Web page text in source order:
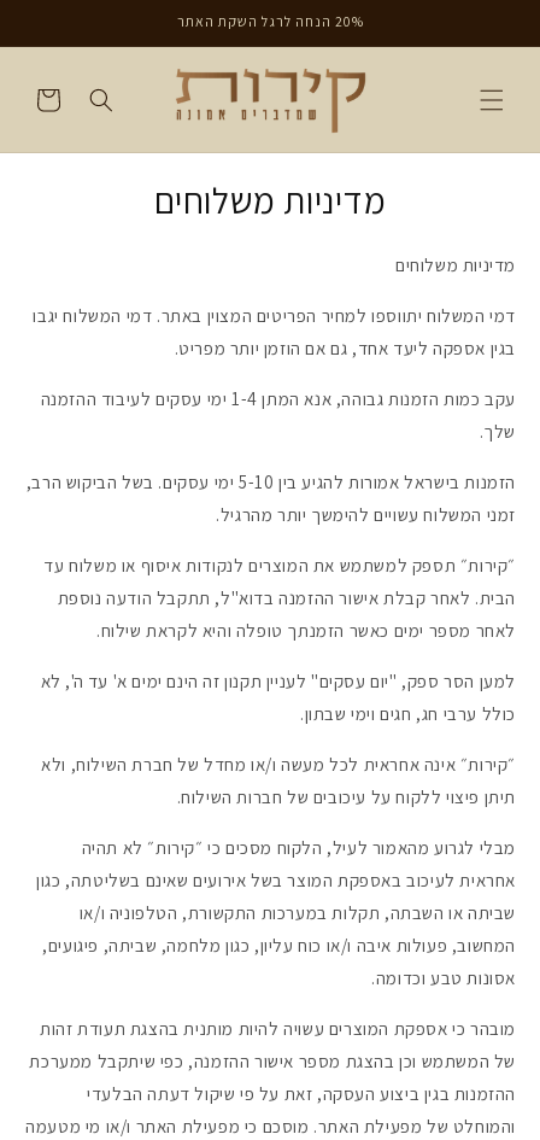
20% הנחה לרגל השקת האתר
קניות
מדיניות משלוחים
מדיניות משלוחים
דמי המשלוח יתווספו למחיר הפריטים המצוין באתר. דמי המשלוח יגבו
בגין אספקה ליעד אחד, גם אם הוזמן יותר מפריט.
עקב כמות הזמנות גבוהה, אנא המתן 1-4 ימי עסקים לעיבוד ההזמנה
שלך.
הזמנות בישראל אמורות להגיע בין 5-10 ימי עסקים. בשל הביקוש הרב,
זמני המשלוח עשויים להימשך יותר מהרגיל.
״קירות״ תספק למשתמש את המוצרים לנקודות איסוף או משלוח עד
הבית. לאחר קבלת אישור ההזמנה בדוא"ל, תתקבל הודעה נוספת
לאחר מספר ימים כאשר הזמנתך טופלה והיא לקראת שילוח.
למען הסר ספק, "יום עסקים" לעניין תקנון זה הינם ימים א' עד ה', לא
כולל ערבי חג, חגים וימי שבתון.
״קירות״ אינה אחראית לכל מעשה ו/או מחדל של חברת השילוח, ולא
תיתן פיצוי ללקוח על עיכובים של חברות השילוח.
מבלי לגרוע מהאמור לעיל, הלקוח מסכים כי ״קירות״ לא תהיה
אחראית לעיכוב באספקת המוצר בשל אירועים שאינם בשליטתה, כגון
שביתה או השבתה, תקלות במערכות התקשורת, הטלפוניה ו/או
המחשוב, פעולות איבה ו/או כוח עליון, כגון מלחמה, שביתה, פיגועים,
אסונות טבע וכדומה.
מובהר כי אספקת המוצרים עשויה להיות מותנית בהצגת תעודת זהות
של המשתמש וכן בהצגת מספר אישור ההזמנה, כפי שיתקבל ממערכת
ההזמנות בגין ביצוע העסקה, זאת על פי שיקול דעתה הבלעדי
והמוחלט של מפעילת האתר. מוסכם כי מפעילת האתר ו/או מי מטעמה